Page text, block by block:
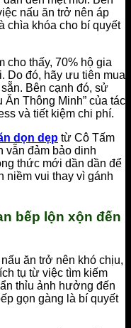
nấu ăn trở nên áp
chìa khóa cho bí quyết
cho thấy, 70% hộ gia
Do đó, hãy ưu tiên mua
Bên cạnh đó, sử
Thông Minh” của tác
và tiết kiệm chi phí.
dọn dẹp từ Cô Tấm
vẫn đảm bảo dinh
thức mới dần dần để
niềm vui thay vì gánh
bếp lộn xộn đến
ăn trở nên khó chịu,
tụ từ việc tìm kiếm
thỉu ảnh hưởng đến
gọn gàng là bí quyết